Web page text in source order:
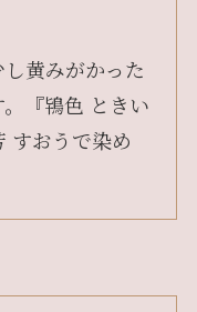
黄みがかった
『鴇色 ときい
すおうで染め